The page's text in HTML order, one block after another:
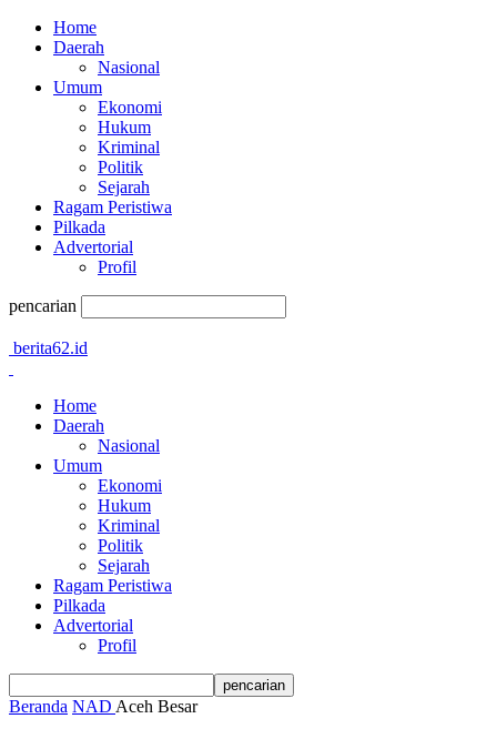
Home
Daerah
Nasional
Umum
Ekonomi
Hukum
Kriminal
Politik
Sejarah
Ragam Peristiwa
Pilkada
Advertorial
Profil
pencarian
berita62.id
Home
Daerah
Nasional
Umum
Ekonomi
Hukum
Kriminal
Politik
Sejarah
Ragam Peristiwa
Pilkada
Advertorial
Profil
Beranda NAD Aceh Besar